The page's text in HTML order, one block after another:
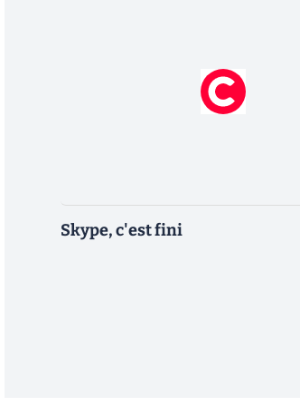
Skype, c'est fini